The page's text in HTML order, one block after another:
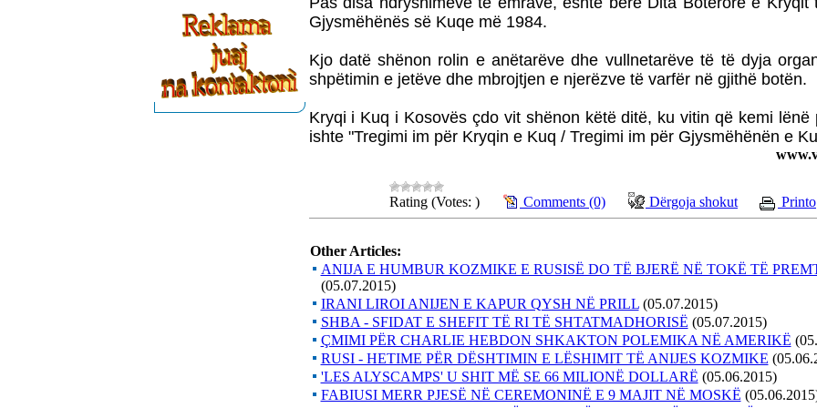
Gjysmëhënës së Kuqe më 1984.
Kjo datë shënon rolin e anëtarëve dhe vullnetarëve të të dyja
shpëtimin e jetëve dhe mbrojtjen e njerëzve të varfër në gjithë botën.
Kryqi i Kuq i Kosovës çdo vit shënon këtë ditë, ku vitin që kemi lënë
ishte "Tregimi im për Kryqin e Kuq / Tregimi im për Gjysmëhënën e
Rating (Votes: ) Comments (0) Dërgoja shokut Printo
Other Articles:
ANIJA E HUMBUR KOZMIKE E RUSISË DO TË BJERË NË TOKË TË
(05.07.2015)
IRANI LIROI ANIJEN E KAPUR QYSH NË PRILL (05.07.2015)
SHBA - SFIDAT E SHEFIT TË RI TË SHTATMADHORISË (05.07.2015)
ÇMIMI PËR CHARLIE HEBDON SHKAKTON POLEMIKA NË AMERIKË
RUSI - HETIME PËR DËSHTIMIN E LËSHIMIT TË ANIJES KOZMIKE
'LES ALYSCAMPS' U SHIT MË SE 66 MILIONË DOLLARË (05.06.2015)
FABIUSI MERR PJESË NË CEREMONINË E 9 MAJIT NË MOSKË